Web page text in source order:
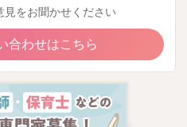
をお聞かせください
合わせはこちら